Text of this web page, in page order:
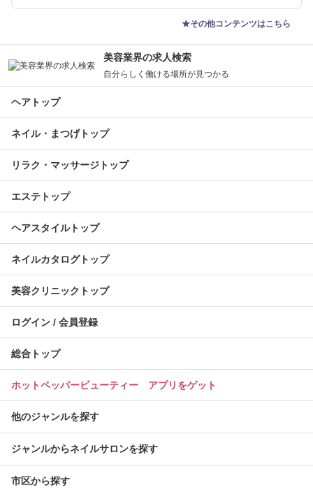
★その他コンテンツはこちら
美容業界の求人検索
自分らしく働ける場所が見つかる
ヘアトップ
ネイル・まつげトップ
リラク・マッサージトップ
エステトップ
ヘアスタイルトップ
ネイルカタログトップ
美容クリニックトップ
ログイン / 会員登録
総合トップ
ホットペッパービューティー アプリをゲット
他のジャンルを探す
ジャンルからネイルサロンを探す
市区から探す